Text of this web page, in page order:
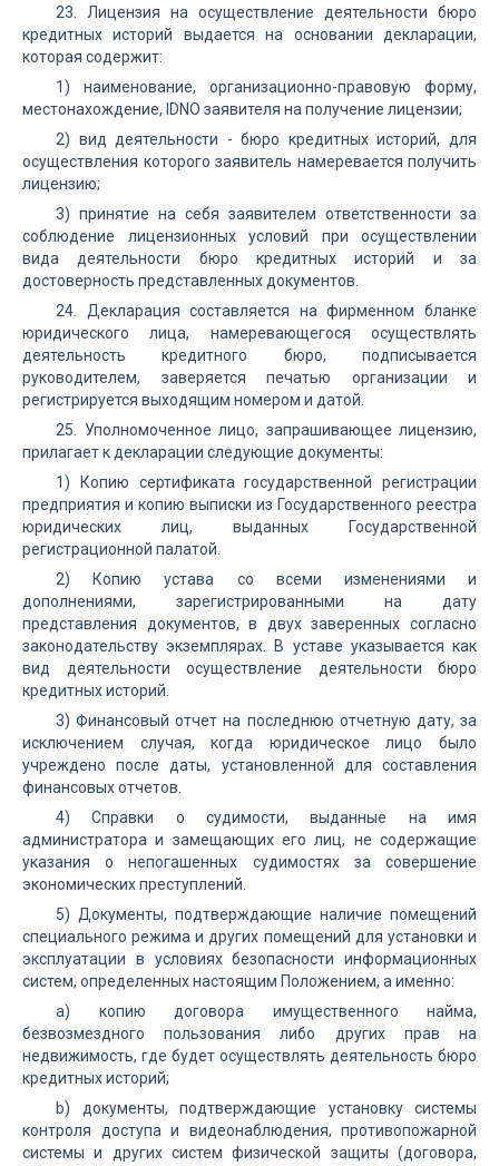
23. Лицензия на осуществление деятельности бюро
кредитных историй выдается на основании декларации,
которая содержит:
1) наименование, организационно-правовую форму,
местонахождение, IDNO заявителя на получение лицензии;
2) вид деятельности - бюро кредитных историй, для
осуществления которого заявитель намеревается получить
лицензию;
3) принятие на себя заявителем ответственности за
соблюдение лицензионных условий при осуществлении
вида деятельности бюро кредитных историй и за
достоверность представленных документов.
24. Декларация составляется на фирменном бланке
юридического лица, намеревающегося осуществлять
деятельность кредитного бюро, подписывается
руководителем, заверяется печатью организации и
регистрируется выходящим номером и датой.
25. Уполномоченное лицо, запрашивающее лицензию,
прилагает к декларации следующие документы:
1) Копию сертификата государственной регистрации
предприятия и копию выписки из Государственного реестра
юридических лиц, выданных Государственной
регистрационной палатой.
2) Копию устава со всеми изменениями и
дополнениями, зарегистрированными на дату
представления документов, в двух заверенных согласно
законодательству экземплярах. В уставе указывается как
вид деятельности осуществление деятельности бюро
кредитных историй.
3) Финансовый отчет на последнюю отчетную дату, за
исключением случая, когда юридическое лицо было
учреждено после даты, установленной для составления
финансовых отчетов.
4) Справки о судимости, выданные на имя
администратора и замещающих его лиц, не содержащие
указания о непогашенных судимостях за совершение
экономических преступлений.
5) Документы, подтверждающие наличие помещений
специального режима и других помещений для установки и
эксплуатации в условиях безопасности информационных
систем, определенных настоящим Положением, а именно:
a) копию договора имущественного найма,
безвозмездного пользования либо других прав на
недвижимость, где будет осуществлять деятельность бюро
кредитных историй;
b) документы, подтверждающие установку системы
контроля доступа и видеонаблюдения, противопожарной
системы и других систем физической защиты (договора,